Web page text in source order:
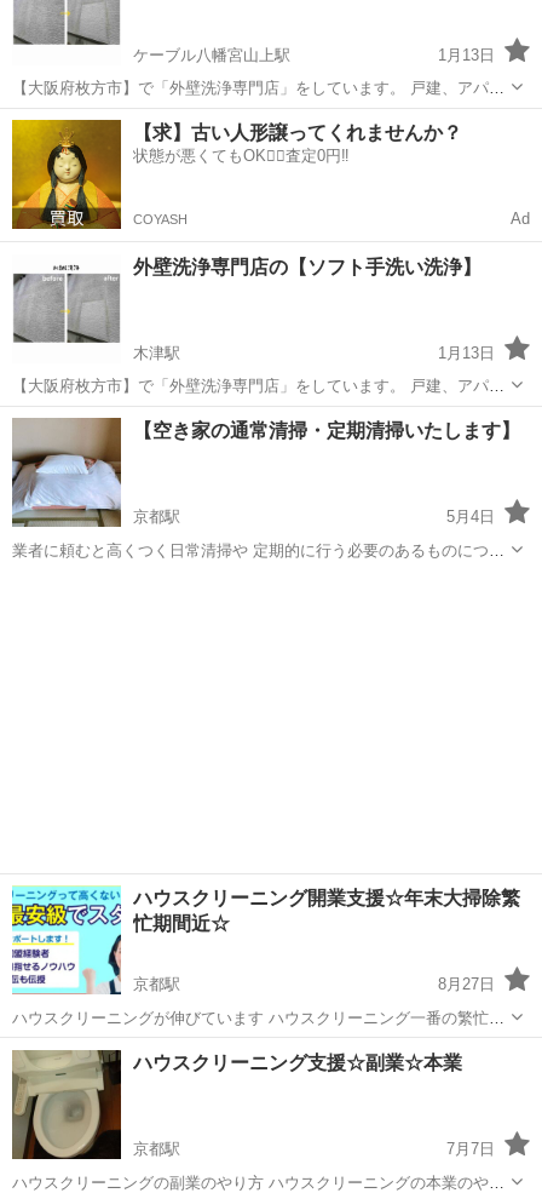
ケーブル八幡宮山上駅
1月13日
【大阪府枚方市】で「外壁洗浄専門店」をしています。 戸建、アパー
ト、施設、店舗等の洗浄サービス 【足場不要】【塗装費の約10/1】
【120日間の保証】※条件付き 外壁に高圧洗浄機は使用せず、専用の
機材と専用の洗浄剤を使う【ソ...
京都 八幡市 ケーブル八幡宮山上駅 その他 外壁
【求】古い人形譲ってくれませんか？
状態が悪くてもOK🙆‍♀️査定0円‼️
COYASH Ad
外壁洗浄専門店の【ソフト手洗い洗浄】
木津駅
1月13日
【大阪府枚方市】で「外壁洗浄専門店」をしています。 戸建、アパー
ト、施設、店舗等の洗浄サービス 【足場不要】【塗装費の約10/1】
【120日間の保証】※条件付き 外壁に高圧洗浄機は使用せず、専用の
機材と専用の洗浄剤を使う【ソ...
京都 木津川市 木津駅 その他 外壁
【空き家の通常清掃・定期清掃いたします】
京都駅
5月4日
業者に頼むと高くつく日常清掃や 定期的に行う必要のあるものについ
ハウスクリーニング開業支援☆年末大掃除繁
忙期間近☆
京都駅
8月27日
ハウスクリーニングが伸びています ハウスクリーニング一番の繁忙期
年末大掃除繁忙期シーズン間近 ☆参入するなら今がチャンス☆ ☆本業
で取り組みたい方☆ 掃除屋は増え続けてます 本業の場合 掃除＋コー
ティング...
京都 京都市 京都駅 集客
ハウスクリーニング支援☆副業☆本業
京都駅
7月7日
ハウスクリーニングの副業のやり方 ハウスクリーニングの本業のやり